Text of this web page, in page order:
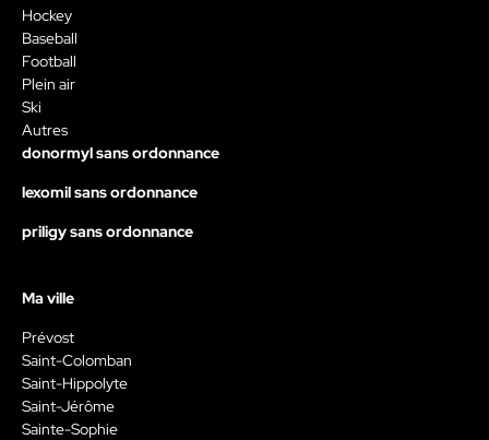
Hockey
Baseball
Football
Plein air
Ski
Autres
donormyl sans ordonnance
lexomil sans ordonnance
priligy sans ordonnance
Ma ville
Prévost
Saint-Colomban
Saint-Hippolyte
Saint-Jérôme
Sainte-Sophie